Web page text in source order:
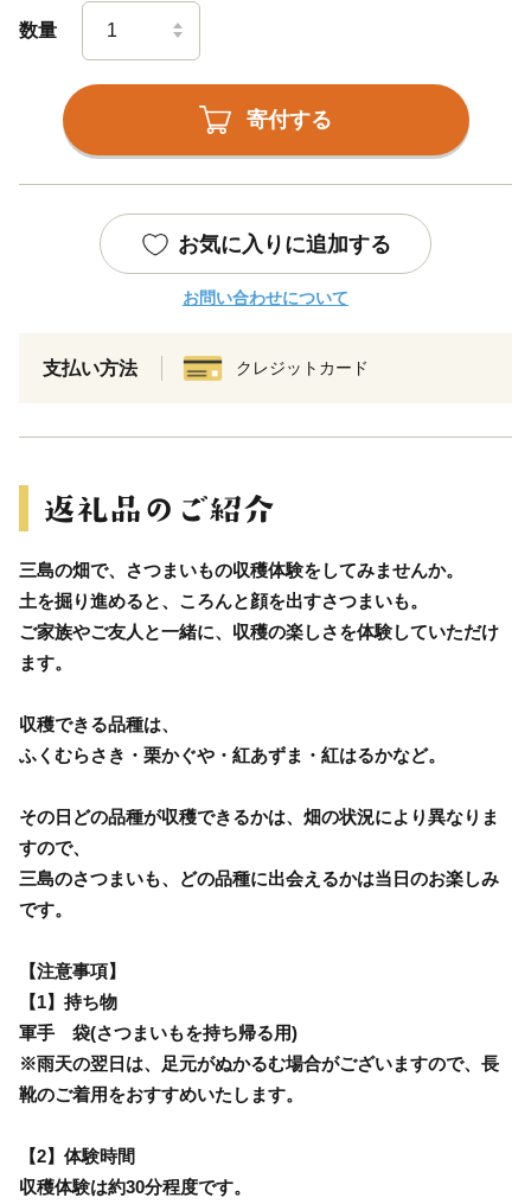
数量
寄付する
お気に入りに追加する
お問い合わせについて
支払い方法 クレジットカード
三島の畑で、さつまいもの収穫体験をしてみませんか。
土を掘り進めると、ころんと顔を出すさつまいも。
ご家族やご友人と一緒に、収穫の楽しさを体験していただけ
ます。
収穫できる品種は、
ふくむらさき・栗かぐや・紅あずま・紅はるかなど。
その日どの品種が収穫できるかは、畑の状況により異なりま
すので、
三島のさつまいも、どの品種に出会えるかは当日のお楽しみ
です。
【注意事項】
【1】持ち物
軍手 袋(さつまいもを持ち帰る用)
※雨天の翌日は、足元がぬかるむ場合がございますので、長
靴のご着用をおすすめいたします。
【2】体験時間
収穫体験は約30分程度です。